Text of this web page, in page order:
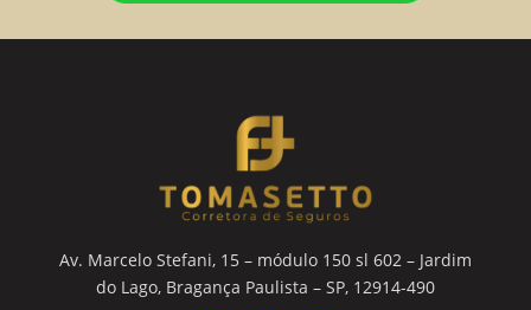
Av. Marcelo Stefani, 15 – módulo 150 sl 602 – Jardim
do Lago, Bragança Paulista – SP, 12914-490